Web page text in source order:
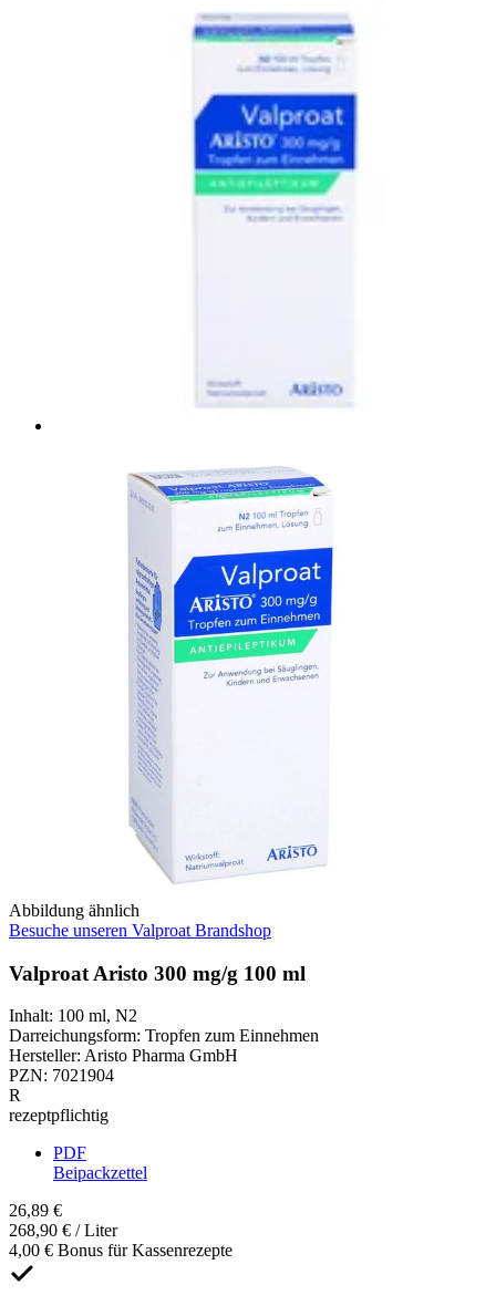
Abbildung ähnlich
Besuche unseren Valproat Brandshop
Valproat Aristo 300 mg/g 100 ml
Inhalt: 100 ml, N2
Darreichungsform: Tropfen zum Einnehmen
Hersteller: Aristo Pharma GmbH
PZN: 7021904
R
rezeptpflichtig
PDF
Beipackzettel
26,89 €
268,90 € / Liter
4,00 € Bonus für Kassenrezepte